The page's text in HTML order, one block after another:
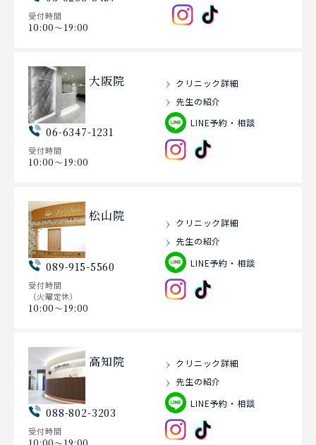
受付時間
10:00〜19:00
大阪院
06-6347-1231
受付時間
10:00〜19:00
クリニック詳細
先生の紹介
LINE予約・相談
松山院
089-915-5560
受付時間
（火曜定休）
10:00〜19:00
クリニック詳細
先生の紹介
LINE予約・相談
高知院
088-802-3203
受付時間
10:00〜19:00
クリニック詳細
先生の紹介
LINE予約・相談